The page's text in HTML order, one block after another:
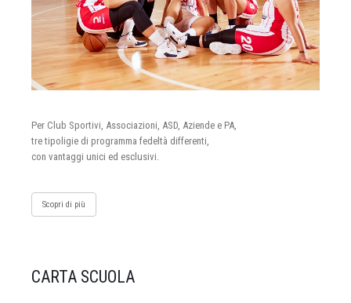
Per Club Sportivi, Associazioni, ASD, Aziende e PA,
tre tipoligie di programma fedeltà differenti,
con vantaggi unici ed esclusivi.
Scopri di più
CARTA SCUOLA